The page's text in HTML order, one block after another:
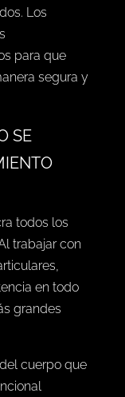
Los
para que
segura y
SE
todos los
trabajar con
en todo
grandes
cuerpo que